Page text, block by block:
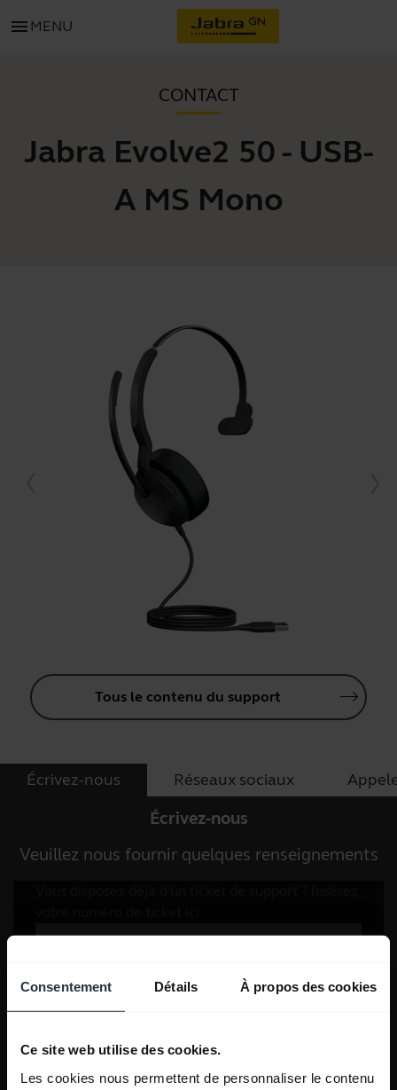
Consentement Détails À propos des cookies
Ce site web utilise des cookies.
Les cookies nous permettent de personnaliser le contenu
menu MENU
CONTACT
Jabra Evolve2 50 - USB-
A MS Mono
Tous le contenu du support
Écrivez-nous Réseaux sociaux
Écrivez-nous
Veuillez nous fournir quelques renseignements